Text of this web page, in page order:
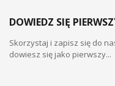
DOWIEDZ SIĘ
Skorzystaj i zapisz się do
dowiesz się jako pierwszy...